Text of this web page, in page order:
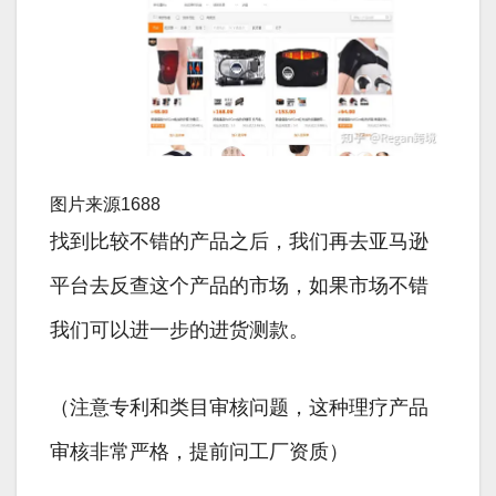
图片来源1688
找到比较不错的产品之后，我们再去亚马逊
平台去反查这个产品的市场，如果市场不错
我们可以进一步的进货测款。
（注意专利和类目审核问题，这种理疗产品
审核非常严格，提前问工厂资质）